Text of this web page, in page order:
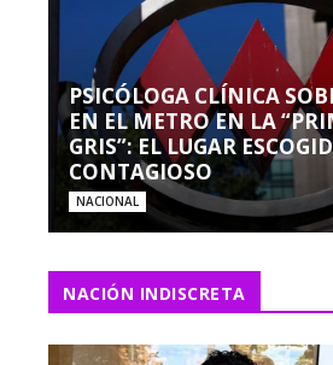
PSICÓLOGA CLÍNICA
EN EL METRO EN LA
GRIS”: EL LUGAR
CONTAGIOSO
NACIONAL
NACIÓN INDISCRETA